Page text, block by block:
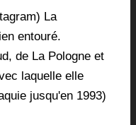
La
entouré.
de La Pologne et
laquelle elle
jusqu'en 1993)